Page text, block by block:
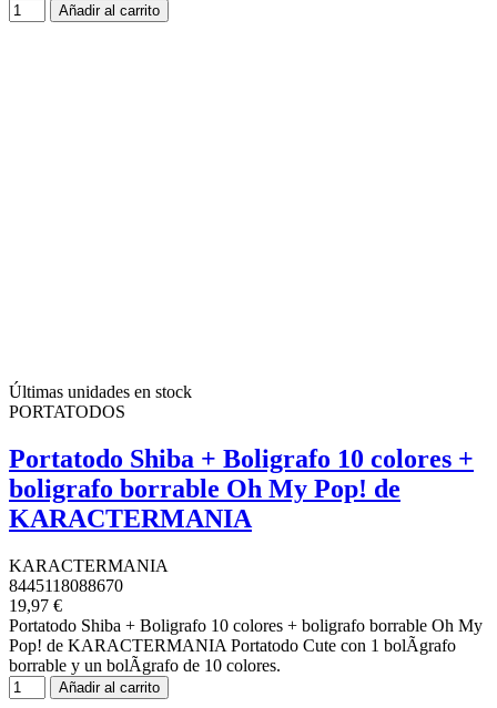
Añadir al carrito
Últimas unidades en stock
PORTATODOS
Portatodo Shiba + Boligrafo 10 colores +
boligrafo borrable Oh My Pop! de
KARACTERMANIA
KARACTERMANIA
8445118088670
19,97 €
Portatodo Shiba + Boligrafo 10 colores + boligrafo borrable Oh My
Pop! de KARACTERMANIA Portatodo Cute con 1 bolÃ­grafo
borrable y un bolÃ­grafo de 10 colores.
Añadir al carrito